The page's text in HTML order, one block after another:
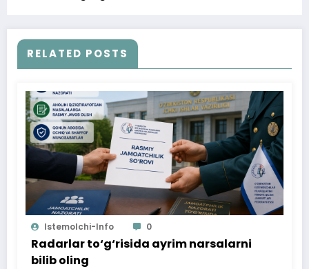
RELATED POSTS
Istemolchi-Info 0
Radarlar to‘g‘risida ayrim narsalarni
bilib oling